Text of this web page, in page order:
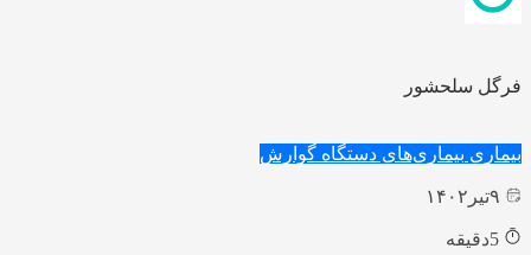
فرگل سلحشور
بیماری بیماری‌های دستگاه گوارش
تیر ۱۴۰۲
دقیقه